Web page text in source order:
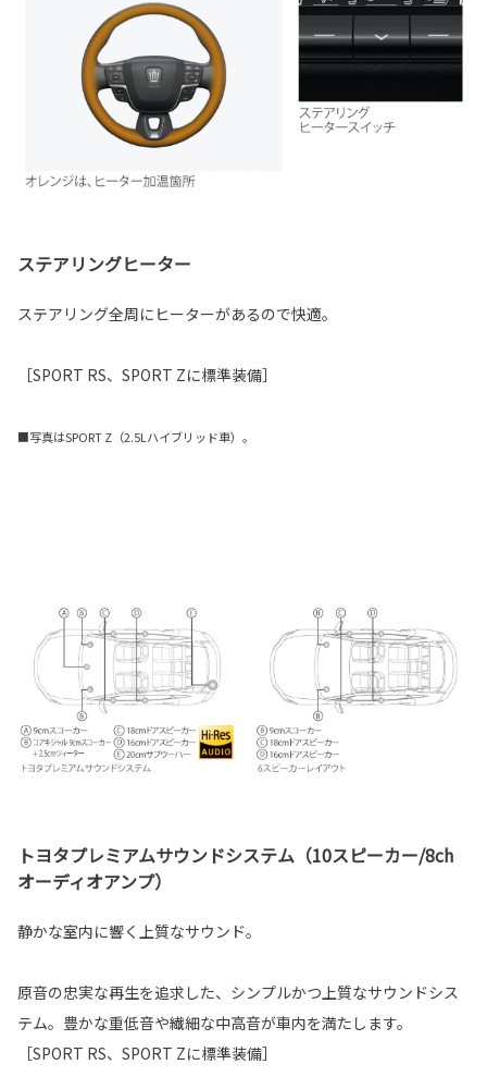
ステアリングヒーター
ステアリング全周にヒーターがあるので快適。
［SPORT RS、SPORT Zに標準装備］
■写真はSPORT Z（2.5Lハイブリッド車）。
トヨタプレミアムサウンドシステム（10スピーカー/8ch
オーディオアンプ）
静かな室内に響く上質なサウンド。
原音の忠実な再生を追求した、シンプルかつ上質なサウンドシス
テム。豊かな重低音や繊細な中高音が車内を満たします。
［SPORT RS、SPORT Zに標準装備］